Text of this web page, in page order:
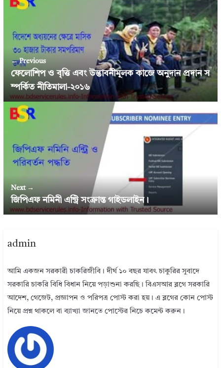
← Previous
ফেলোশিপ ও বৃত্তি এবং উদ্ভাবনীমূলক কাজে অনুদান প্রদান স
ম্পর্কিত নীতিমালা-২০১৬
Next →
জিপিএফ নমিনী এন্ট্রি সংক্রান্ত গাইডলাইন।
admin
আমি একজন সরকারী চাকরিজীবি। দীর্ঘ ১০ বছর যাবৎ চাকুরির সুবাদে
সরকারি চাকরি বিধি বিধান নিয়ে পড়াশুনা করছি। বিএসআর ব্লগে সরকারি
আদেশ, গেজেট, প্রজ্ঞাপন ও পরিপত্র পোস্ট করা হয়। এ ব্লগের কোন পোস্ট
নিয়ে প্রশ্ন থাকলে বা ব্যাখ্যা জানতে পোস্টের নিচে কমেন্ট করুন।